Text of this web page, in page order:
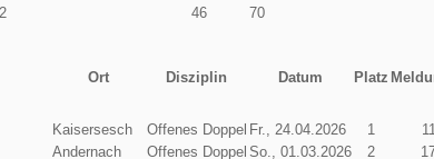
46 70
Ort Disziplin Datum Platz
Kaisersesch Offenes Doppel Fr., 24.04.2026 1
11
Andernach Offenes Doppel So., 01.03.2026 2